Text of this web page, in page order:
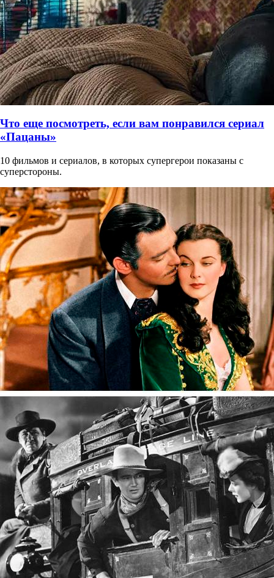
Что еще посмотреть, если вам понравился сериал
«Пацаны»
10 фильмов и сериалов, в которых супергерои показаны с
суперстороны.